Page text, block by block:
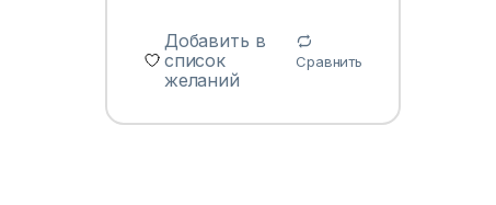
Добавить в
список
желаний
Сравнить